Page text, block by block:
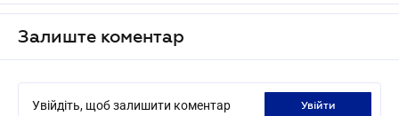
Залиште коментар
Увійдіть, щоб залишити коментар увійти